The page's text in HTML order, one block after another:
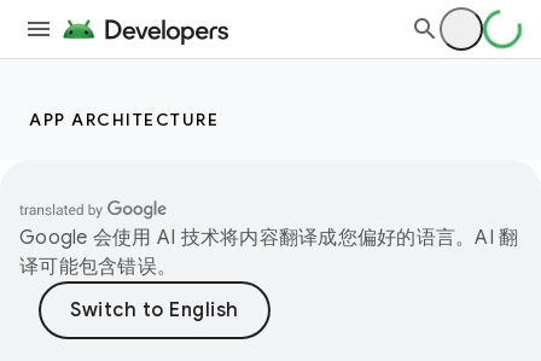
APP ARCHITECTURE
Google 会使用 AI 技术将内容翻译成您偏好的语言。AI 翻
译可能包含错误。